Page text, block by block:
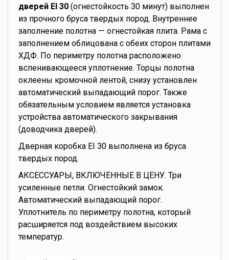
дверей EI 30 (огнестойкость 30 минут) выполнен
из прочного бруса твердых пород. Внутреннее
заполнение полотна — огнестойкая плита. Рама с
заполнением облицована с обеих сторон плитами
ХДФ. По периметру полотна расположено
вспенивающееся уплотнение. Торцы полотна
оклеены кромочной лентой, снизу установлен
автоматический выпадающий порог. Также
обязательным условием является установка
устройства автоматического закрывания
(доводчика дверей).
Дверная коробка EI 30 выполнена из бруса
твердых пород.
АКСЕССУАРЫ, ВКЛЮЧЕННЫЕ В ЦЕНУ. Три
усиленные петли. Огнестойкий замок.
Автоматический выпадающий порог.
Уплотнитель по периметру полотна, который
расширяется под воздействием высоких
температур.